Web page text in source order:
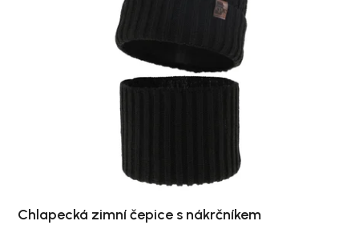
Chlapecká zimní čepice s nákrčníkem